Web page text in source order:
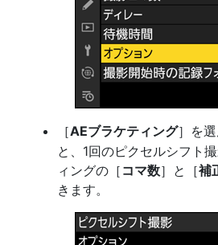
［AEブラケティング］を
と、1回のピクセルシフト
ィングの［ コマ数］と［補
きます。